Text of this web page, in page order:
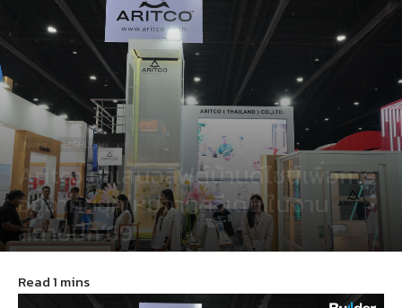
News HIGHLIGHT
Aritco นำเสนอลิฟต์บ้านดีไซน์เพื่อการ
อยู่อาศัยยุคใหม่จากสวีเดน ในงาน
สถาปนิก’69